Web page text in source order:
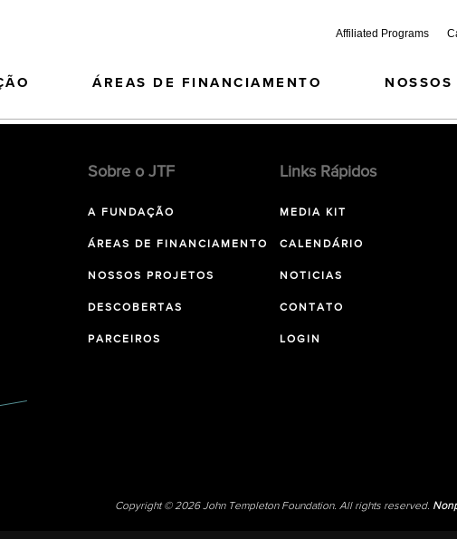
Affiliated Programs
ÁREAS DE FINANCIAMENTO
Sobre o JTF
A FUNDAÇÃO
ÁREAS DE FINANCIAMENTO
NOSSOS PROJETOS
DESCOBERTAS
PARCEIROS
Links Rápidos
MEDIA KIT
CALENDÁRIO
NOTICIAS
CONTATO
LOGIN
Copyright © 2026 John Templeton Foundation. All rights reserved.